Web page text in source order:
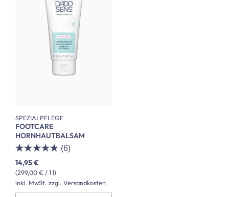
SPEZIALPFLEGE
FOOTCARE
HORNHAUTBALSAM
(6)
(299,00 € / 1 l)
14,95 €
inkl. MwSt. zzgl. Versandkosten